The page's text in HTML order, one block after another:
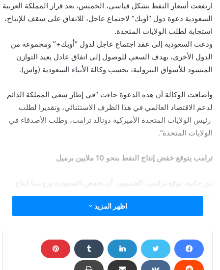
ارتفعت أسعار النفط بشكل قياسي، الخميس، بعد قرار المملكة العربية
السعودية دعوة دول “أوبك” لاجتماع عاجل، للاتفاق على سقف للإنتاج،
استجابة لطلب الولايات المتحدة.
ودعت السعودية إلى عقد اجتماع عاجل لدول “أوبك+” ومجموعة من
الدول الأخرى، بهدف السعي للوصول إلى اتفاق عادل يعيد التوازن
المنشود للأسواق البترولية، بحسب وكالة الأنباء السعودية (واس).
وأضافت الوكالة أن هذه الدعوة جاءت “في إطار سعي المملكة الدائم
لدعم الاقتصاد العالمي في هذا الظرف الاستثنائي، وتقديرا لطلب
رئيس الولايات المتحدة الأميركية دونالد ترامب، وطلب الأصدقاء في
الولايات المتحدة”.
ترامب يتوقع خفض إنتاج النفط بنحو 10 ملايين برميل
من جانبه، توقع ترامب، الخميس، أن تخفض السعودية وروسيا إنتاج
النفط نحو 10 ملايين برميل، وذلك بعد مكالمة أجراها مع ولي العهد
السعودي الأمير محمد بن سلمان.
وكتب ترامب: “تحدثت للتو مع صديقي (ولي العهد) السعودي، الذي
تحدث إلى الرئيس الروسي (فلاديمير) بوتن. أتوقع وآمل أن يخفضان
الإنتاج حوالي 10 ملايين برميل، وربما أكثر بكثير، وهو ما إذا حدث،
اظهر المزيد